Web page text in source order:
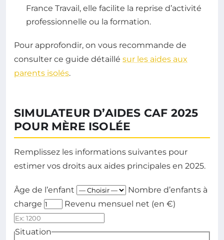
France Travail, elle facilite la reprise d’activité
professionnelle ou la formation.
Pour approfondir, on vous recommande de
consulter ce guide détaillé sur les aides aux
parents isolés.
SIMULATEUR D’AIDES CAF 2025
POUR MÈRE ISOLÉE
Remplissez les informations suivantes pour
estimer vos droits aux aides principales en 2025.
Âge de l’enfant
Nombre d’enfants à
charge
Revenu mensuel net (en €)
Situation